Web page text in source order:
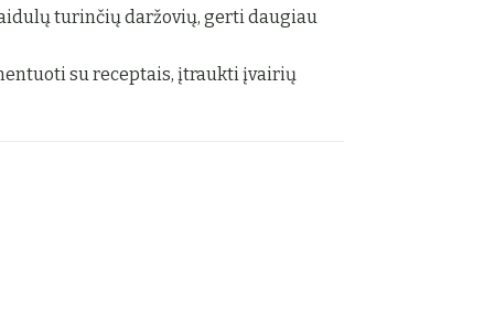
turinčių daržovių, gerti daugiau
su receptais, įtraukti įvairių